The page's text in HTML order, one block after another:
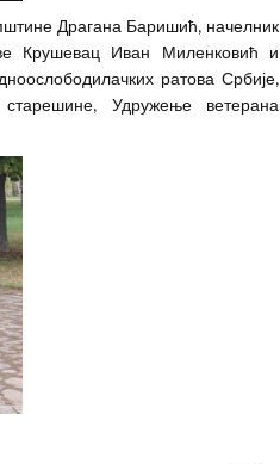
Драгана Баришић, начелник
Крушевац Иван Миленковић и
ратова Србије,
Удружење ветерана